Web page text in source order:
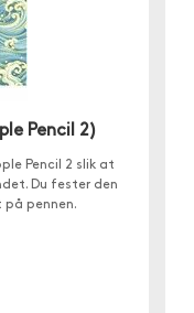
Pencil 2)
Pencil 2 slik at
Du fester den
på pennen.